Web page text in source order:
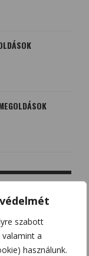
szabott
a
használunk.